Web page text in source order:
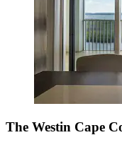
The Westin Cape